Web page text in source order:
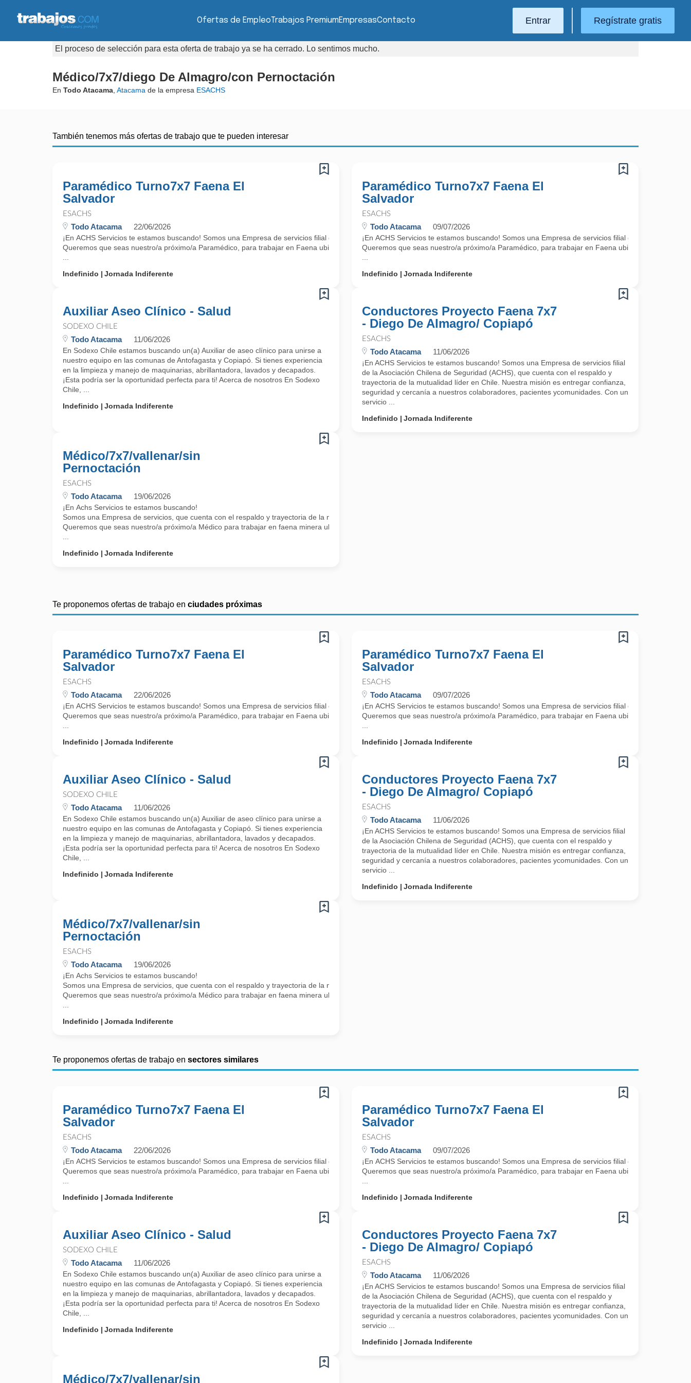
Ofertas de EmpleoTrabajos PremiumEmpresasContacto Entrar Regístrate gratis
El proceso de selección para esta oferta de trabajo ya se ha cerrado. Lo sentimos mucho.
Médico/7x7/diego De Almagro/con Pernoctación
En Todo Atacama Atacama de la empresa ESACHS
También tenemos más ofertas de trabajo que te pueden interesar
Paramédico Turno7x7 Faena El
Salvador
ESACHS
Todo Atacama 22/06/2026
¡En ACHS Servicios te estamos buscando! Somos una Empresa de servicios filial de la Asociación Chilena de Seguridad (ACHS), que cuenta con el respaldo y trayectoria de la mutualidad
Queremos que seas nuestro/a próximo/a Paramédico, para trabajar en Faena ubicada en
Indefinido
Jornada Indiferente
Paramédico Turno7x7 Faena El
Salvador
ESACHS
Todo Atacama 09/07/2026
¡En ACHS Servicios te estamos buscando! Somos una Empresa de servicios filial de la
Queremos que seas nuestro/a próximo/a Paramédico, para trabajar en Faena ubicada en
Indefinido
Jornada Indiferente
Auxiliar Aseo Clínico - Salud
SODEXO CHILE
Todo Atacama 11/06/2026
En Sodexo Chile estamos buscando un(a) Auxiliar de aseo clínico para unirse a
nuestro equipo en las comunas de Antofagasta y Copiapó. Si tienes experiencia
en la limpieza y manejo de maquinarias, abrillantadora, lavados y decapados.
¡Esta podría ser la oportunidad perfecta para ti! Acerca de nosotros En Sodexo
Chile, ...
Indefinido
Jornada Indiferente
Conductores Proyecto Faena 7x7
- Diego De Almagro/ Copiapó
ESACHS
Todo Atacama 11/06/2026
¡En ACHS Servicios te estamos buscando! Somos una Empresa de servicios filial
de la Asociación Chilena de Seguridad (ACHS), que cuenta con el respaldo y
trayectoria de la mutualidad líder en Chile. Nuestra misión es entregar confianza,
seguridad y cercanía a nuestros colaboradores, pacientes ycomunidades. Con un
servicio ...
Indefinido
Jornada Indiferente
Médico/7x7/vallenar/sin
Pernoctación
ESACHS
Todo Atacama 19/06/2026
¡En Achs Servicios te estamos buscando!
Somos una Empresa de servicios, que cuenta con el respaldo y trayectoria de la mutualidad líder en Chile. Nuestra misión es entregar confianza, seguridad y cercanía a nuestros
Queremos que seas nuestro/a próximo/a Médico para trabajar en faena minera ubicada en la Región de Atacama,
Indefinido
Jornada Indiferente
Te proponemos ofertas de trabajo en ciudades próximas
Paramédico Turno7x7 Faena El
Salvador
ESACHS
Todo Atacama 22/06/2026
¡En ACHS Servicios te estamos buscando! Somos una Empresa de servicios filial de la Asociación Chilena de Seguridad (ACHS), que cuenta con el respaldo y trayectoria de la mutualidad
Queremos que seas nuestro/a próximo/a Paramédico, para trabajar en Faena ubicada en
Indefinido
Jornada Indiferente
Paramédico Turno7x7 Faena El
Salvador
ESACHS
Todo Atacama 09/07/2026
¡En ACHS Servicios te estamos buscando! Somos una Empresa de servicios filial de la
Queremos que seas nuestro/a próximo/a Paramédico, para trabajar en Faena ubicada en
Indefinido
Jornada Indiferente
Auxiliar Aseo Clínico - Salud
SODEXO CHILE
Todo Atacama 11/06/2026
En Sodexo Chile estamos buscando un(a) Auxiliar de aseo clínico para unirse a
nuestro equipo en las comunas de Antofagasta y Copiapó. Si tienes experiencia
en la limpieza y manejo de maquinarias, abrillantadora, lavados y decapados.
¡Esta podría ser la oportunidad perfecta para ti! Acerca de nosotros En Sodexo
Chile, ...
Indefinido
Jornada Indiferente
Conductores Proyecto Faena 7x7
- Diego De Almagro/ Copiapó
ESACHS
Todo Atacama 11/06/2026
¡En ACHS Servicios te estamos buscando! Somos una Empresa de servicios filial
de la Asociación Chilena de Seguridad (ACHS), que cuenta con el respaldo y
trayectoria de la mutualidad líder en Chile. Nuestra misión es entregar confianza,
seguridad y cercanía a nuestros colaboradores, pacientes ycomunidades. Con un
servicio ...
Indefinido
Jornada Indiferente
Médico/7x7/vallenar/sin
Pernoctación
ESACHS
Todo Atacama 19/06/2026
¡En Achs Servicios te estamos buscando!
Somos una Empresa de servicios, que cuenta con el respaldo y trayectoria de la mutualidad líder en Chile. Nuestra misión es entregar confianza, seguridad y cercanía a nuestros
Queremos que seas nuestro/a próximo/a Médico para trabajar en faena minera ubicada en la Región de Atacama,
Indefinido
Jornada Indiferente
Te proponemos ofertas de trabajo en sectores similares
Paramédico Turno7x7 Faena El
Salvador
ESACHS
Todo Atacama 22/06/2026
¡En ACHS Servicios te estamos buscando! Somos una Empresa de servicios filial de la Asociación Chilena de Seguridad (ACHS), que cuenta con el respaldo y trayectoria de la mutualidad
Queremos que seas nuestro/a próximo/a Paramédico, para trabajar en Faena ubicada en
Indefinido
Jornada Indiferente
Paramédico Turno7x7 Faena El
Salvador
ESACHS
Todo Atacama 09/07/2026
¡En ACHS Servicios te estamos buscando! Somos una Empresa de servicios filial de la
Queremos que seas nuestro/a próximo/a Paramédico, para trabajar en Faena ubicada en
Indefinido
Jornada Indiferente
Auxiliar Aseo Clínico - Salud
SODEXO CHILE
Todo Atacama 11/06/2026
En Sodexo Chile estamos buscando un(a) Auxiliar de aseo clínico para unirse a
nuestro equipo en las comunas de Antofagasta y Copiapó. Si tienes experiencia
en la limpieza y manejo de maquinarias, abrillantadora, lavados y decapados.
¡Esta podría ser la oportunidad perfecta para ti! Acerca de nosotros En Sodexo
Chile, ...
Indefinido
Jornada Indiferente
Conductores Proyecto Faena 7x7
- Diego De Almagro/ Copiapó
ESACHS
Todo Atacama 11/06/2026
¡En ACHS Servicios te estamos buscando! Somos una Empresa de servicios filial
de la Asociación Chilena de Seguridad (ACHS), que cuenta con el respaldo y
trayectoria de la mutualidad líder en Chile. Nuestra misión es entregar confianza,
seguridad y cercanía a nuestros colaboradores, pacientes ycomunidades. Con un
servicio ...
Indefinido
Jornada Indiferente
Médico/7x7/vallenar/sin